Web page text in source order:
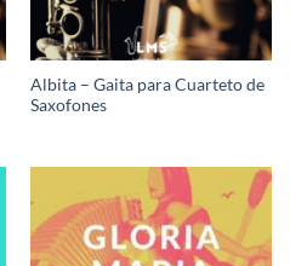
Albita – Gaita para Cuarteto de
Saxofones